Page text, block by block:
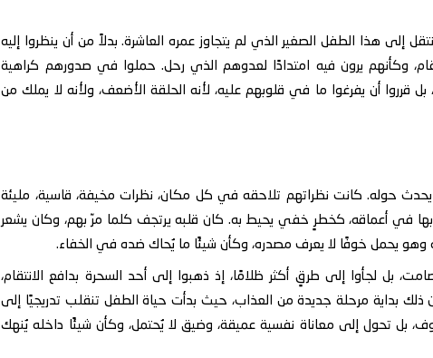
إلى هذا الطفل الصغير الذي لم يتجاوز عمره العاشرة. بدلاً من أن ينظروا إليه
وكأنهم يرون فيه امتدادًا لعدوهم الذي رحل. حملوا في صدورهم كراهية
قرروا أن يفرغوا ما في قلوبهم عليه، لأنه الحلقة الأضعف، ولأنه لا يملك من
يحدث حوله. كانت نظراتهم تلاحقه في كل مكان، نظرات مخيفة، قاسية، مليئة
بها في أعماقه، كخطرٍ خفي يحيط به. كان قلبه يرتجف كلما مرّ بهم، وكان يشعر
وهو يحمل خوفًا لا يعرف مصدره، وكأن شيئًا ما يُحاك ضده في الخفاء.
بل لجأوا إلى طرقٍ أكثر ظلامًا، إذ ذهبوا إلى أحد السحرة بدافع الانتقام،
ذلك بداية مرحلة جديدة من العذاب، حيث بدأت حياة الطفل تنقلب تدريجيًا إلى
بل تحول إلى معاناة نفسية عميقة، وضيق لا يُحتمل، وكأن شيئًا داخله يُنهك